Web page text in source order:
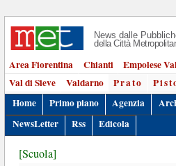
News dalle
della Città
Area Fiorentina Chianti Empolese
Val di Sieve
Valdarno Prato
Home
Primo piano Agenzia
NewsLetter
Rss Edicola
[Scuola]